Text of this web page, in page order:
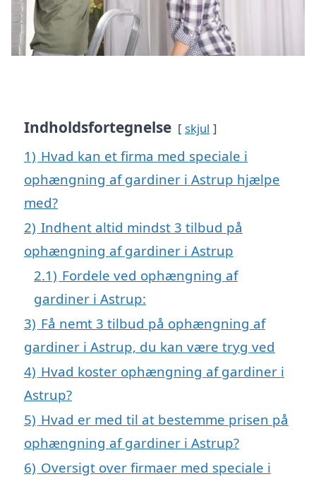
Indholdsfortegnelse skjul
1) Hvad kan et firma med speciale i
ophængning af gardiner i Astrup hjælpe
med?
2) Indhent altid mindst 3 tilbud på
ophængning af gardiner i Astrup
2.1) Fordele ved ophængning af
gardiner i Astrup:
3) Få nemt 3 tilbud på ophængning af
gardiner i Astrup, du kan være tryg ved
4) Hvad koster ophængning af gardiner i
Astrup?
5) Hvad er med til at bestemme prisen på
ophængning af gardiner i Astrup?
6) Oversigt over firmaer med speciale i